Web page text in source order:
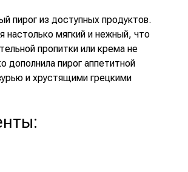
пирог из доступных продуктов.
настолько мягкий и нежный, что
пропитки или крема не
дополнила пирог аппетитной
и хрустящими грецкими
: